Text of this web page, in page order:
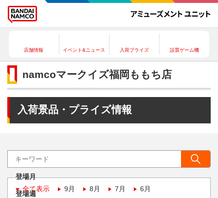
店舗情報 イベント&ニュース 入荷プライズ 設置ゲーム機
namcoマークイズ福岡ももち店
入荷景品・プライズ情報
登場月
全て表示
9月 8月 7月 6月
登場週